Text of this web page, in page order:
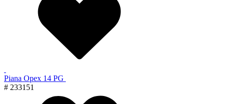
Piana Орех 14 PG
# 233151